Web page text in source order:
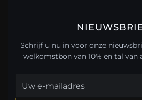
Schrijf u nu in voor onze
welkomstbon van 10% en tal van